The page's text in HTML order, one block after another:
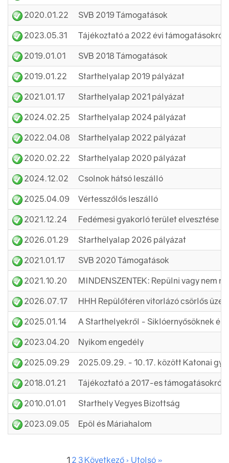
2020.01.22
SVB 2019 Támogatások
2023.05.31
Tájékoztató a 2022 évi támogatásokról
2019.01.01
SVB 2018 Támogatások
2019.01.22
Starthelyalap 2019 pályázat
2021.01.17
Starthelyalap 2021 pályázat
2024.02.25
Starthelyalap 2024 pályázat
2022.04.08
Starthelyalap 2022 pályázat
2020.02.22
Starthelyalap 2020 pályázat
2024.12.02
Csolnok hátsó leszálló
2025.04.09
Vértesszőlős leszálló
2021.12.24
Fedémesi gyakorló terület elvesztése
2026.01.29
Starthelyalap 2026 pályázat
2021.01.17
SVB 2020 Támogatások
2021.10.20
MINDENSZENTEK: Repülni vagy nem
2026.07.17
2025.01.14
2023.04.20
Nyikom engedély
2025.09.29
2018.01.21
Tájékoztató a 2017-es támogatásokról
2010.01.01
Starthely Vegyes Bizottság
2023.09.05
Epöl és Máriahalom
1 2 3 Következő › Utolsó »